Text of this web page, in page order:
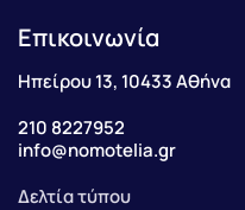
Επικοινωνία
Ηπείρου 13, 10433 Αθήνα
210 8227952
info@nomotelia.gr
Δελτία τύπου